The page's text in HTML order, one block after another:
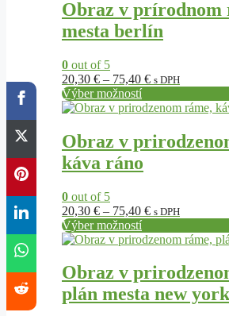
75,40 €
Obraz v prírodnom
mesta berlín
0 out of 5
20,30 € – 75,40 €Price
20,30 €
75,40 €
s DPH
Výber možností
má
viacero
variantov.
si
môžete
vybrať
na
stránke
produktu.
Obraz v
káva ráno
0 out of 5
20,30 € – 75,40 €Price
20,30 €
75,40 €
s DPH
Výber možností
Tento
má
viacero
variantov.
si
môžete
vybrať
na
stránke
produktu.
Obraz v
plán mesta new york
Tento
má
viacero
variantov.